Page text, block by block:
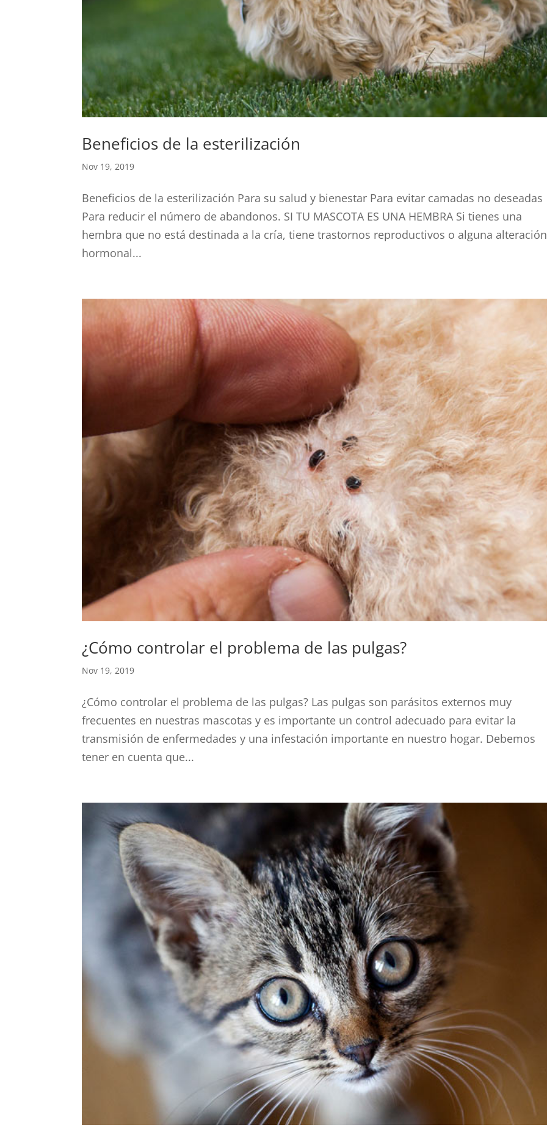
Beneficios de la esterilización
Nov 19, 2019
Beneficios de la esterilización Para su salud y bienestar Para evitar camadas no deseadas
Para reducir el número de abandonos. SI TU MASCOTA ES UNA HEMBRA Si tienes una
hembra que no está destinada a la cría, tiene trastornos reproductivos o alguna alteración
hormonal...
¿Cómo controlar el problema de las pulgas?
Nov 19, 2019
¿Cómo controlar el problema de las pulgas? Las pulgas son parásitos externos muy
frecuentes en nuestras mascotas y es importante un control adecuado para evitar la
transmisión de enfermedades y una infestación importante en nuestro hogar. Debemos
tener en cuenta que...